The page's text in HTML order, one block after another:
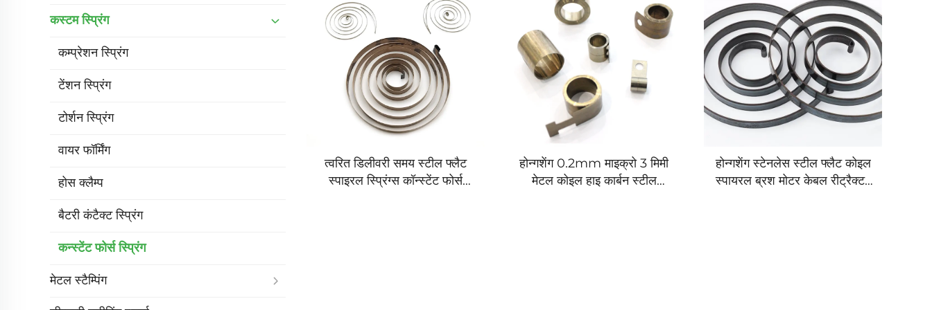
कस्टम स्प्रिंग
कम्प्रेशन स्प्रिंग
टेंशन स्प्रिंग
टोर्शन स्प्रिंग
वायर फॉर्मिंग
होस क्लैम्प
बैटरी कंटैक्ट स्प्रिंग
कन्स्टेंट फोर्स स्प्रिंग
मेटल स्टैम्पिंग
त्वरित डिलीवरी समय स्टील फ्लैट
स्पाइरल स्प्रिंग्स कॉन्स्टेंट फोर्स
होन्गशेंग 0.2mm माइक्रो 3 मिमी
मेटल कोइल हाइ कार्बन स्टील
होन्गशेंग स्टेनलेस स्टील फ्लैट कोइल
स्पायरल ब्रश मोटर केबल रीट्रैक्टर